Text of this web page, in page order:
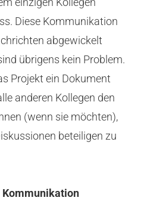
Diese Kommunikation
abgewickelt
übrigens kein Problem.
Projekt ein Dokument
anderen Kollegen den
(wenn sie möchten),
beteiligen zu
Kommunikation